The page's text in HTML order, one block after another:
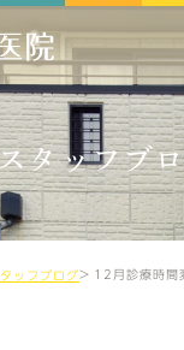
タッフブ
ッフブログ 12月診療時間